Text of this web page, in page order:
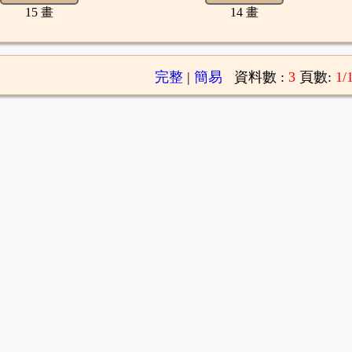
15 畫 14 畫
完整| 簡易 資料數 : 3 頁數: 1/